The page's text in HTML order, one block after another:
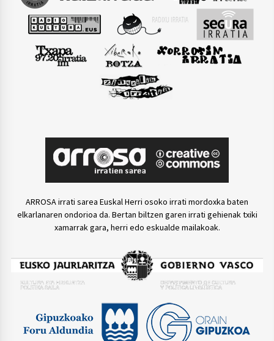
ARROSA irrati sarea Euskal Herri osoko irrati mordoxka baten
elkarlanaren ondorioa da. Bertan biltzen garen irrati gehienak txiki
xamarrak gara, herri edo eskualde mailakoak.